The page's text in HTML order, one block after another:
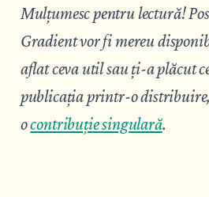
Mulțumesc pentru lectură!
Gradient vor fi mereu
aflat ceva util sau ți-a plăcut
publicația printr-o
ocontribuție singulară.